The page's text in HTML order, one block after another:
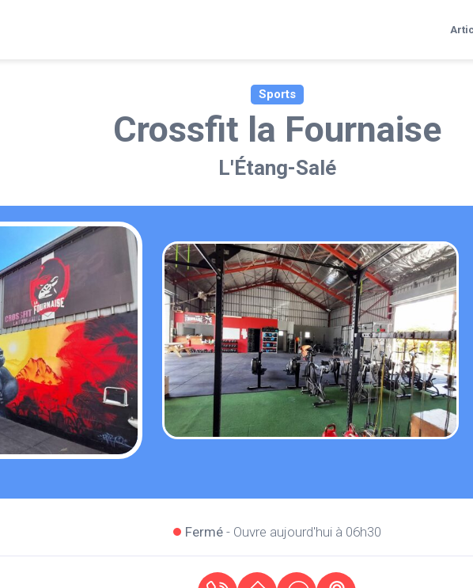
Sports
Crossfit la Fournaise
L'Étang-Salé
Fermé- Ouvre aujourd'hui à 06h30